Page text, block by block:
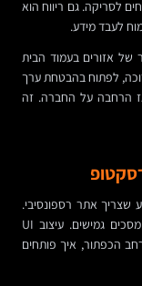
לסריקה. גם ריווח הוא
לעבד מידע.
אזורים בעמוד הבית
לפתוח בהבטחת ערך
הרחבה על החברה. זה
שצריך אתר רספונסיבי.
אבל “מותאם למובייל” הוא לא רק עניין טכני של מסכים גמישים. עיצוב UI
הכפתור, איך פותחים